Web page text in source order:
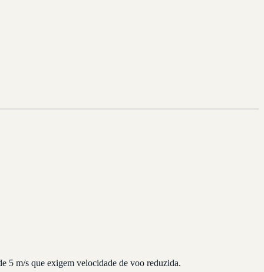
5 m/s que exigem velocidade de voo reduzida.